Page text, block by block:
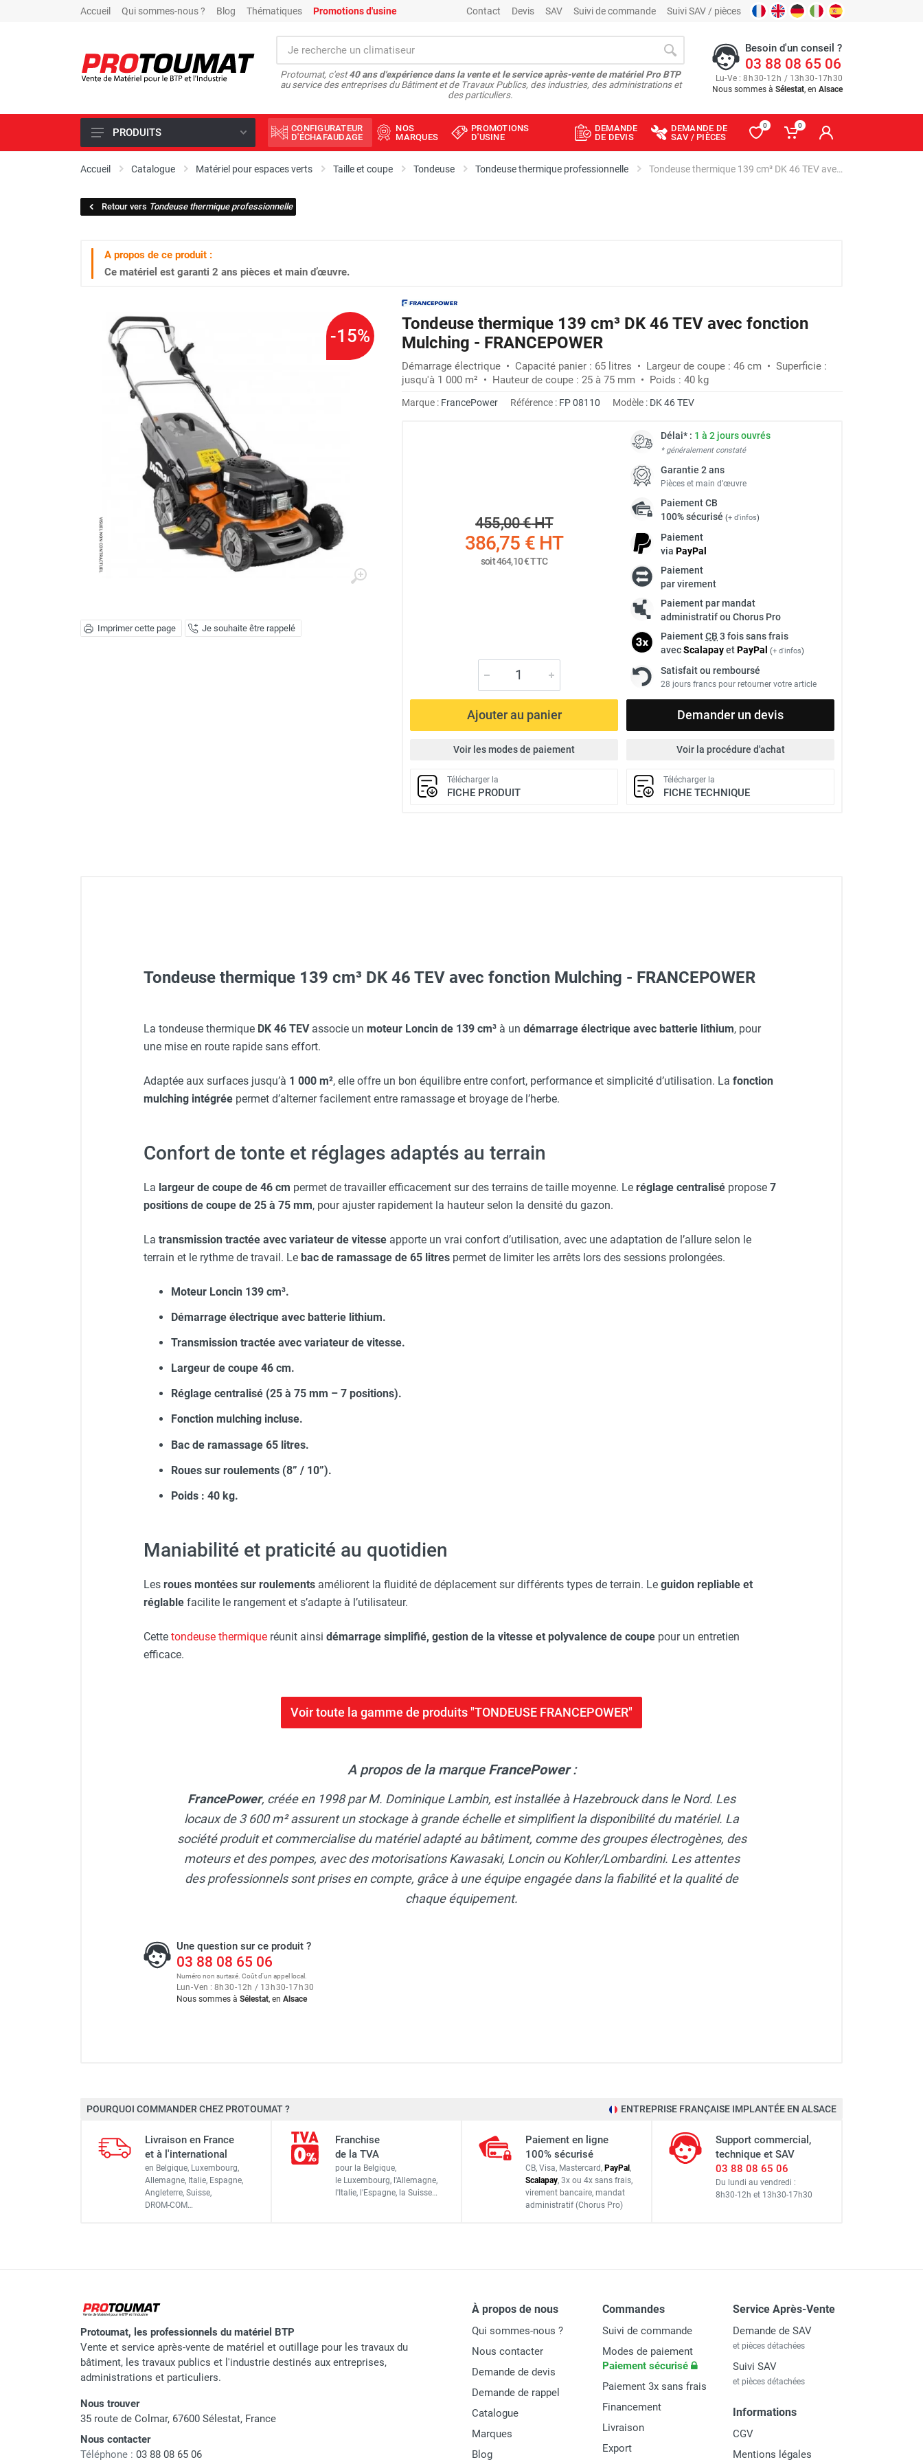
Accueil Qui sommes-nous ? Blog Thématiques Promotions d'usine Contact Devis SAV Suivi de commande Suivi SAV / pièces
Protoumat, c'est40 ans d'expérience dans la vente et le service après-vente de matériel Pro BTP
au service des entreprises du Bâtiment et de Travaux Publics, des industries, des administrations et
des particuliers.
Besoin d'un conseil ?
03 88 08 65 06
Lu-Ve : 8h30-12h / 13h30-17h30
Nous sommes à Sélestat, en Alsace
PROMOTIONS D'USINE
SCIAGE ET FORAGE
TRAVAIL DU BÉTON
MATÉRIEL DE DÉMOLITION
COMPRESSEUR DE CHANTIER
TRAVAIL EN HAUTEUR
ÉQUIPEMENT DE CHANTIER
ROUTIER
MACHINE DE PROJECTION ET
COULAGE
MATÉRIEL DE SABLAGE
POMPE ET PISTOLET À
DÉCOLLEUSE À PAPIER PEINT
ET MOQUETTE
GROUPES ÉLECTROGÈNE, DE
PRODUITS
CONFIGURATEUR
D'ÉCHAFAUDAGE
NOS
MARQUES
PROMOTIONS
D'USINE
DEMANDE
DE DEVIS
DEMANDE DE
SAV / PIÈCES
0 0
Accueil Catalogue Matériel pour espaces verts Taille et coupe Tondeuse Tondeuse thermique professionnelle Tondeuse thermique 139 cm³ DK 46 TEV avec fonction Mulching - FRANCEPOWER
Retour vers Tondeuse thermique professionnelle
A propos de ce produit :
Ce matériel est garanti 2 ans pièces et main d’œuvre.
-15%
Imprimer cette page Je souhaite être rappelé
Tondeuse thermique 139 cm³ DK 46 TEV avec fonction
Mulching - FRANCEPOWER
Démarrage électrique • Capacité panier : 65 litres • Largeur de coupe : 46 cm • Superficie :
jusqu'à 1 000 m² • Hauteur de coupe : 25 à 75 mm • Poids : 40 kg
Marque : FrancePower Référence : FP 08110 Modèle : DK 46 TEV
455,00 €HT
386,75 €HT
soit464,10 €TTC
Délai* : 1 à 2 jours ouvrés
* généralement constaté
Garantie 2 ans
Pièces et main d’œuvre
PaiementCB
100% sécurisé (+ d'infos)
Paiement
via PayPal
Paiement
par virement
Paiement par mandat
administratif ou Chorus Pro
PaiementCB 3 fois sans frais
avecScalapayetPayPal (+ d'infos)
Satisfait ou remboursé
28 jours francs pour retourner votre article
Ajouter au panier Demander un devis
Voir les modes de paiement Voir la procédure d'achat
Télécharger la
FICHE PRODUIT
Télécharger la
FICHE TECHNIQUE
Casque de protection gris avec protège-menton Smartguard PE 10H - HUSQVARNA
Protecteur d'oreilles avec serre-tête réglable - HUSQVARNA
Veste de chantier PE10J - Taille XL - HUSQVARNA
Tondeuse thermique 139 cm³ DK 46 TEV avec fonction Mulching - FRANCEPOWER
La tondeuse thermique DK 46 TEVassocie un moteur Loncin de 139 cm³ à un démarrage électrique avec batterie lithium, pour
une mise en route rapide sans effort.
Adaptée aux surfaces jusqu’à 1 000 m², elle offre un bon équilibre entre confort, performance et simplicité d’utilisation. La fonction
mulching intégrée permet d’alterner facilement entre ramassage et broyage de l’herbe.
Confort de tonte et réglages adaptés au terrain
La largeur de coupe de 46 cm permet de travailler efficacement sur des terrains de taille moyenne. Le réglage centralisé propose 7
positions de coupe de 25 à 75 mm, pour ajuster rapidement la hauteur selon la densité du gazon.
La transmission tractée avec variateur de vitesse apporte un vrai confort d’utilisation, avec une adaptation de l’allure selon le
terrain et le rythme de travail. Le bac de ramassage de 65 litres permet de limiter les arrêts lors des sessions prolongées.
Moteur Loncin 139 cm³.
Démarrage électrique avec batterie lithium.
Transmission tractée avec variateur de vitesse.
Largeur de coupe 46 cm.
Réglage centralisé (25 à 75 mm – 7 positions).
Fonction mulching incluse.
Bac de ramassage 65 litres.
Roues sur roulements (8” / 10”).
Poids : 40 kg.
Maniabilité et praticité au quotidien
Les roues montées sur roulements améliorent la fluidité de déplacement sur différents types de terrain. Le guidon repliable et
réglable facilite le rangement et s’adapte à l’utilisateur.
Cette tondeuse thermique réunit ainsi démarrage simplifié, gestion de la vitesse et polyvalence de coupe pour un entretien
efficace.
Voir toute la gamme de produits "TONDEUSE FRANCEPOWER"
A propos de la marque FrancePower:
FrancePower, créée en 1998 par M. Dominique Lambin, est installée à Hazebrouck dans le Nord. Les
locaux de 3 600 m² assurent un stockage à grande échelle et simplifient la disponibilité du matériel. La
société produit et commercialise du matériel adapté au bâtiment, comme des groupes électrogènes, des
moteurs et des pompes, avec des motorisations Kawasaki, Loncin ou Kohler/Lombardini. Les attentes
des professionnels sont prises en compte, grâce à une équipe engagée dans la fiabilité et la qualité de
chaque équipement.
Une question sur ce produit ?
03 88 08 65 06
Numéro non surtaxé. Coût d'un appel local.
Lun-Ven : 8 h30-12h / 13 h30-17 h30
Nous sommes à Sélestat, en Alsace
Marque
Cylindrée cm³ 139
Démarrage Électrique
Largeur de coupe en cm
Hauteur de coupe en mm
Nombre de positions 7
Capacité du panier
Tondeuse thermique 139 cm³ DK 46 TEV avec fonction Mulching - FRANCEPOWER
Tondeuse thermique 166 cm³ CR 55 L PLUS - FRANCEPOWER
Tondeuse IBEA carter acier tractée 42 cm IDEA 42 SR - Moteur Rato - FRANCEPOWER
POURQUOI COMMANDER CHEZ PROTOUMAT ? ENTREPRISE FRANÇAISE IMPLANTÉE EN ALSACE
Livraison en France
et à l'international
en Belgique, Luxembourg,
Allemagne, Italie, Espagne,
Angleterre, Suisse,
DROM-COM…
Franchise
de la TVA
pour la Belgique,
le Luxembourg, l'Allemagne,
l'Italie, l'Espagne, la Suisse…
Paiement en ligne
100% sécurisé
CB, Visa, Mastercard, PayPal ,
Scalapay, 3x ou 4x sans frais,
virement bancaire, mandat
administratif (Chorus Pro)
Support commercial,
technique et SAV
03 88 08 65 06
Du lundi au vendredi :
8h30-12h et 13h30-17h30
Protoumat, les professionnels du matériel BTP
Vente et service après-vente de matériel et outillage pour les travaux du
bâtiment, les travaux publics et l'industrie destinés aux entreprises,
administrations et particuliers.
Nous trouver
35 route de Colmar, 67600 Sélestat, France
Nous contacter
Téléphone : 03 88 08 65 06
À propos de nous
Qui sommes-nous ?
Nous contacter
Demande de devis
Demande de rappel
Catalogue
Marques
Blog
Commandes
Suivi de commande
Modes de paiement
Paiement sécurisé
Paiement 3x sans frais
Financement
Livraison
Export
Service Après-Vente
Demande de SAV
et pièces détachées
Suivi SAV
et pièces détachées
Informations
CGV
Mentions légales